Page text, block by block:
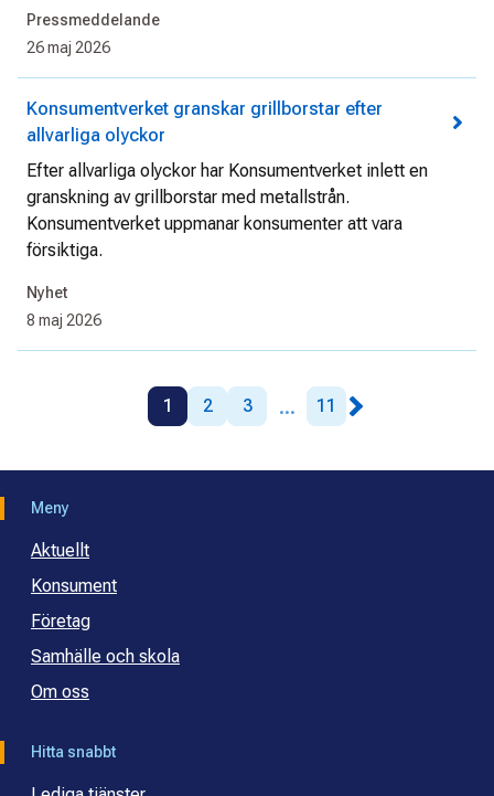
Pressmeddelande
26 maj 2026
Konsumentverket granskar grillborstar efter
allvarliga olyckor
Efter allvarliga olyckor har Konsumentverket inlett en
granskning av grillborstar med metallstrån.
Konsumentverket uppmanar konsumenter att vara
försiktiga.
Nyhet
8 maj 2026
1 2 3 ... 11
Meny
Aktuellt
Konsument
Företag
Samhälle och skola
Om oss
Hitta snabbt